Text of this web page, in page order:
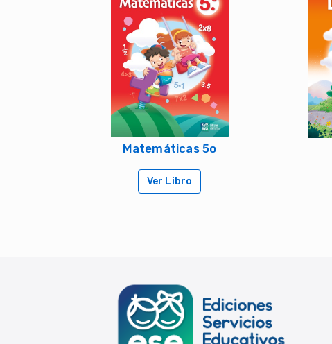
Matemáticas 5o
Ver Libro